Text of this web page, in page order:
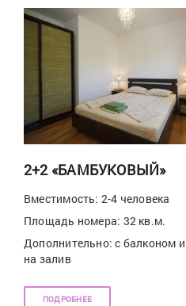
2+2 «БАМБУКОВЫЙ»
Вместимость: 2-4 человека
Площадь номера: 32 кв.м.
Дополнительно: с балконом
на залив
ПОДРОБНЕЕ